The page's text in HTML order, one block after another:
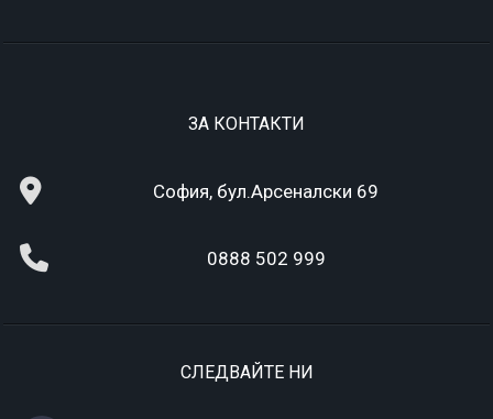
ЗА КОНТАКТИ
София, бул.Арсеналски 69
0888 502 999
СЛЕДВАЙТЕ НИ